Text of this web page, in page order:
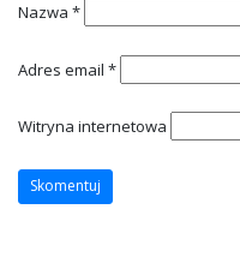
Nazwa *
Adres email *
Witryna internetowa